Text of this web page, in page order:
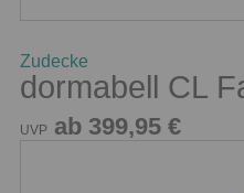
Zudecke
dormabell CL
UVP ab 399,95 €